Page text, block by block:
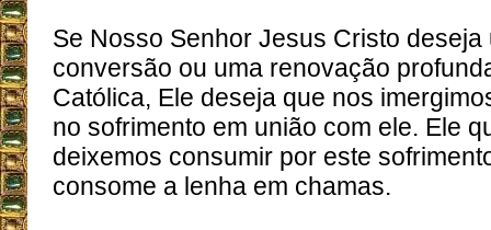
Se Nosso Senhor Jesus Cristo deseja
conversão ou uma renovação
Católica, Ele deseja que nos
no sofrimento em união com ele. Ele
deixemos consumir por este
consome a lenha em chamas.